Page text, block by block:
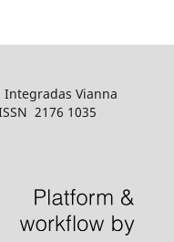
Integradas Vianna
2176 1035